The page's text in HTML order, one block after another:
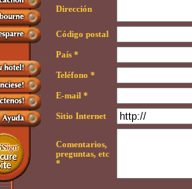
Dirección
Código postal
País *
Teléfono *
E-mail *
Sitio Internet
Comentarios,
preguntas, etc
*